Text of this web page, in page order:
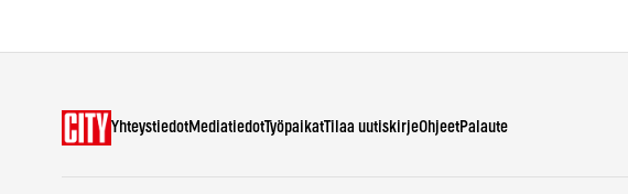
YhteystiedotMediatiedotTyöpaikatTilaa uutiskirjeOhjeetPalaute